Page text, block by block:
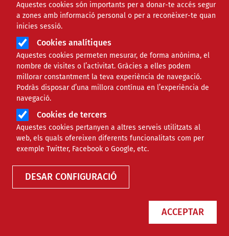
Aquestes cookies són importants per a donar-te accés segur
a zones amb informació personal o per a reconèixer-te quan
inicies sessió.
Cookies analítiques
Aquestes cookies permeten mesurar, de forma anònima, el
nombre de visites o l’activitat. Gràcies a elles podem
millorar constantment la teva experiència de navegació.
Podràs disposar d’una millora contínua en l’experiència de
navegació.
Cookies de tercers
Aquestes cookies pertanyen a altres serveis utilitzats al
web, els quals ofereixen diferents funcionalitats com per
exemple Twitter, Facebook o Google, etc.
DESAR CONFIGURACIÓ
ACCEPTAR
Agenda